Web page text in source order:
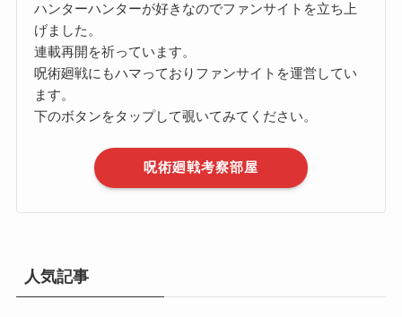
ハンターハンターが好きなのでファンサイトを立ち上
げました。
連載再開を祈っています。
呪術廻戦にもハマっておりファンサイトを運営してい
ます。
下のボタンをタップして覗いてみてください。
呪術廻戦考察部屋
人気記事